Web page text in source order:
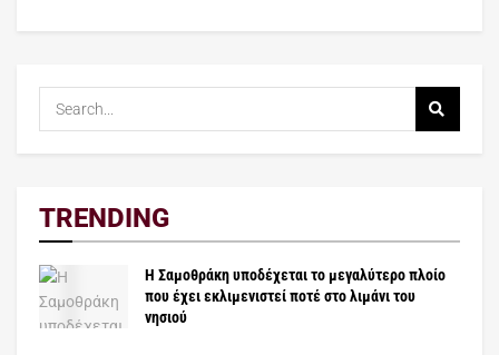
TRENDING
Η Σαμοθράκη υποδέχεται το μεγαλύτερο πλοίο
που έχει εκλιμενιστεί ποτέ στο λιμάνι του
νησιού